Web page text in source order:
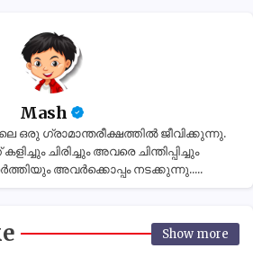
Mash
ഒരു ഗ്രാമാന്തരീക്ഷത്തിൽ ജീവിക്കുന്നു.
ചിരിച്ചും അവരെ ചിന്തിപ്പിച്ചും
അവർക്കൊപ്പം നടക്കുന്നു.....
Show more